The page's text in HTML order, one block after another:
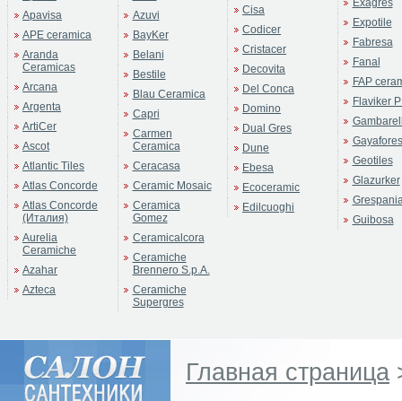
Apavisa
APE ceramica
Aranda
Ceramicas
Arcana
Argenta
ArtiCer
Ascot
Atlantic Tiles
Atlas Concorde
Atlas Concorde
(Италия)
Aurelia
Ceramiche
Azahar
Azteca
Azuvi
BayKer
Belani
Bestile
Blau Ceramica
Capri
Carmen
Ceramica
Ceracasa
Ceramic Mosaic
Ceramica
Gomez
Ceramicalcora
Ceramiche
Brennero S.p.A.
Ceramiche
Supergres
Cisa
Codicer
Cristacer
Decovita
Del Conca
Domino
Dual Gres
Dune
Ebesa
Ecoceramic
Edilcuoghi
Exagres
Expotile
Fabresa
Fanal
FAP
Flaviker
Gayafores
Geotiles
Glazurker
Guibosa
Главная страница